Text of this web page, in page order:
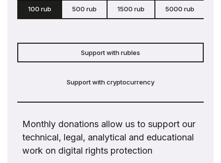
100 rub 500 rub 1500 rub 5000 rub
Support with rubles
Support with cryptocurrency
Monthly donations allow us to support our
technical, legal, analytical and educational
work on digital rights protection